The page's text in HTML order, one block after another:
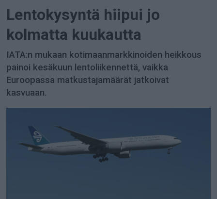
Lentokysyntä hiipui jo
kolmatta kuukautta
IATA:n mukaan kotimaanmarkkinoiden heikkous
painoi kesäkuun lentoliikennettä, vaikka
Euroopassa matkustajamäärät jatkoivat
kasvuaan.